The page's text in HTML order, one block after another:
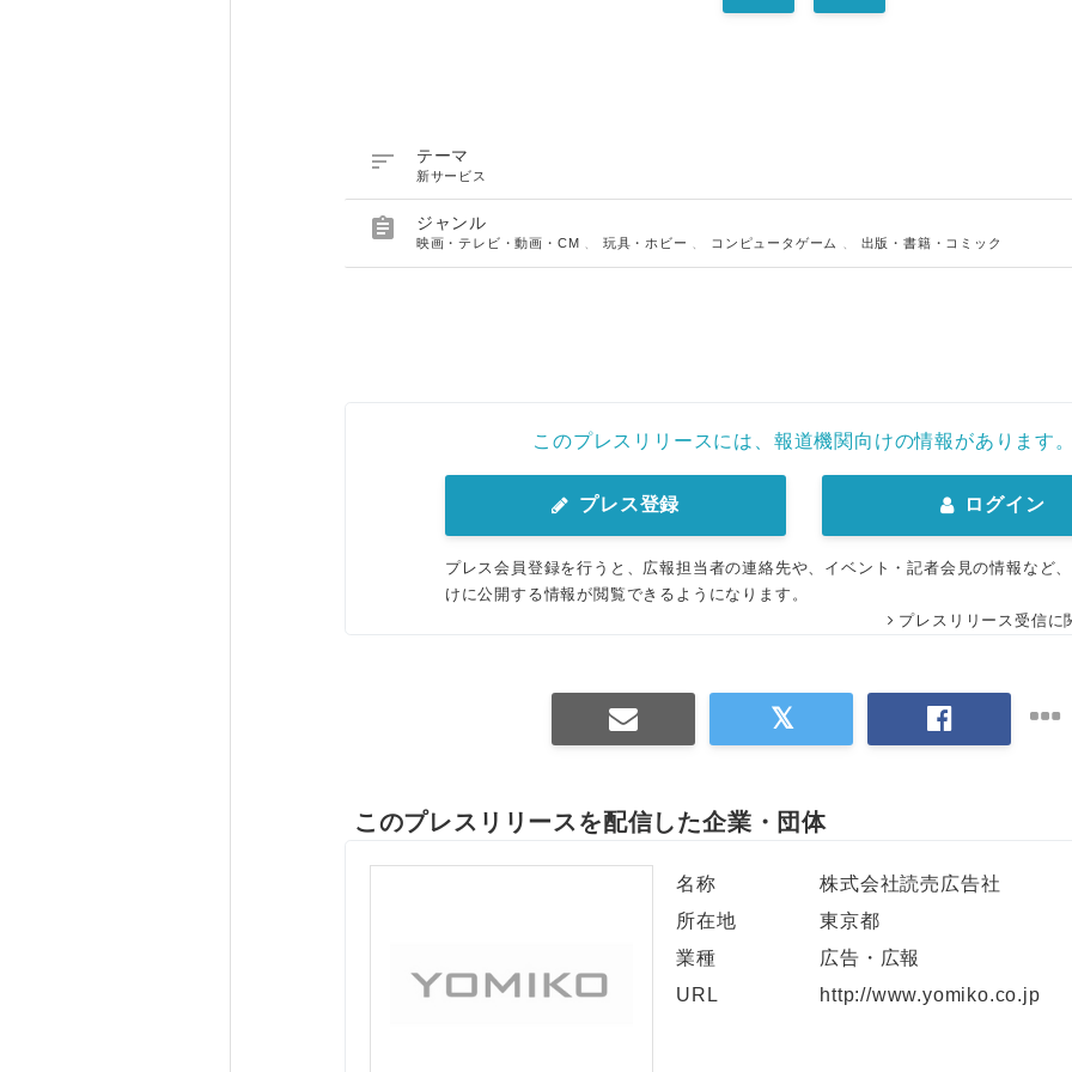
 テーマ
新サービス
 ジャンル
映画・テレビ・動画・CM 玩具・ホビー コンピュータゲーム 出版・書籍・コミック
このプレスリリースには、報道機関向けの情報があります
プレス登録 ログイン
プレス会員登録を行うと、広報担当者の連絡先や、イベント・記者会見の情報など
けに公開する情報が閲覧できるようになります。
プレスリリース受信に
このプレスリリースを配信した企業・団体
名称
株式会社読売広告社
所在地
東京都
業種
広告・広報
URL
http://www.yomiko.co.jp